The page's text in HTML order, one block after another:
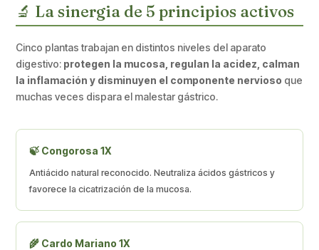
🔬 La sinergia de 5 principios activos
Cinco plantas trabajan en distintos niveles del aparato
digestivo: protegen la mucosa, regulan la acidez, calman
la inflamación y disminuyen el componente nervioso que
muchas veces dispara el malestar gástrico.
🍃 Congorosa 1X
Antiácido natural reconocido. Neutraliza ácidos gástricos y
favorece la cicatrización de la mucosa.
🌾 Cardo Mariano 1X